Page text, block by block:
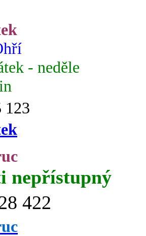
- neděle
123
nepřístupný
422